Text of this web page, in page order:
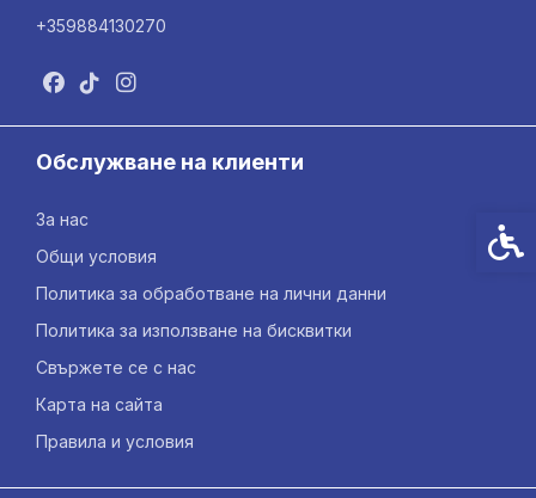
+359884130270
Обслужване на клиенти
За нас
Общи условия
Политика за обработване на лични данни
Политика за използване на бисквитки
Свържете се с нас
Карта на сайта
Правила и условия